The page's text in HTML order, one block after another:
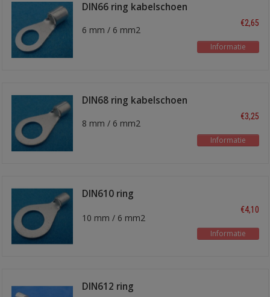
DIN66 ring kabelschoen
6 mm / 6 mm2
€2,65
Informatie
DIN68 ring kabelschoen
8 mm / 6 mm2
€3,25
Informatie
DIN610 ring
kabelschoen
10 mm / 6 mm2
€4,10
Informatie
DIN612 ring